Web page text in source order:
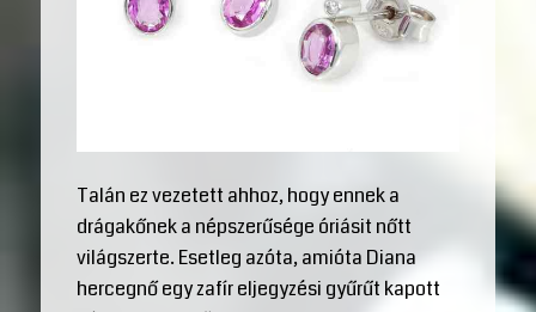
Talán ez vezetett ahhoz, hogy ennek a
drágakőnek a népszerűsége óriásit nőtt
világszerte. Esetleg azóta, amióta Diana
hercegnő egy zafír eljegyzési gyűrűt kapott